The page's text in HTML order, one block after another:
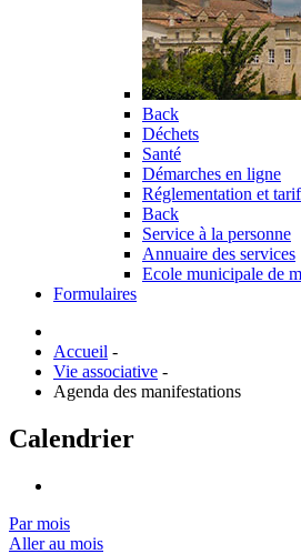
Back
Déchets
Santé
Démarches en ligne
Réglementation et
Back
Service à la personne
Annuaire des services
Ecole municipale de
Formulaires
Accueil -
Vie associative -
Agenda des manifestations
Calendrier
Par mois
Aller au mois